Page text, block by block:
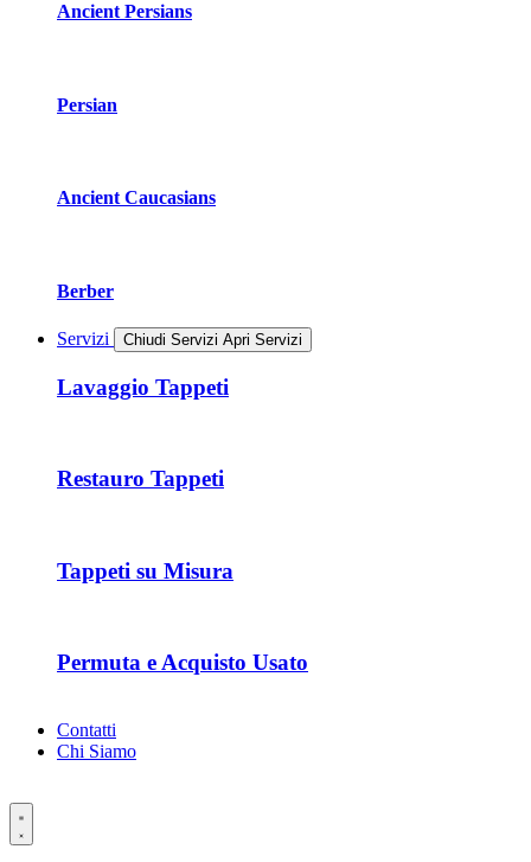
Ancient Persians
Persian
Ancient Caucasians
Berber
Servizi Chiudi Servizi Apri Servizi
Lavaggio Tappeti
Restauro Tappeti
Tappeti su Misura
Permuta e Acquisto Usato
Contatti
Chi Siamo